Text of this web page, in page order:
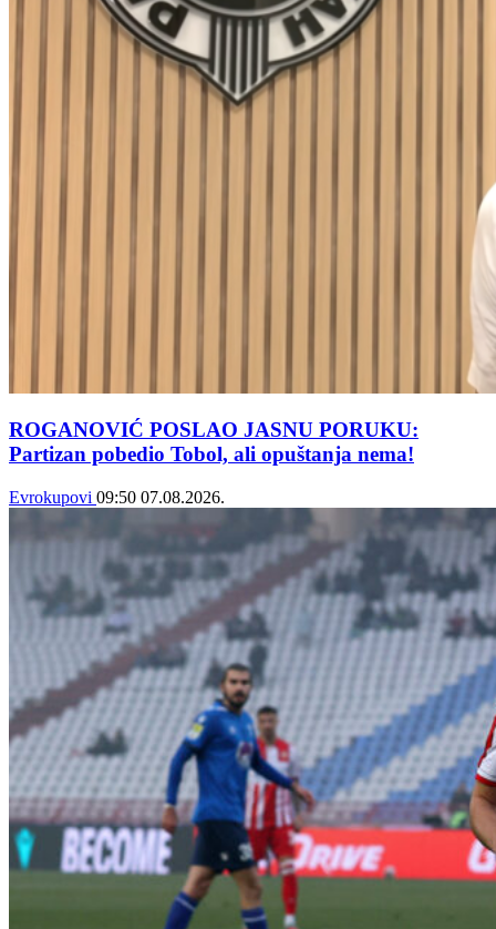
ROGANOVIĆ POSLAO JASNU PORUKU:
Partizan pobedio Tobol, ali opuštanja nema!
Evrokupovi 09:50 07.08.2026.